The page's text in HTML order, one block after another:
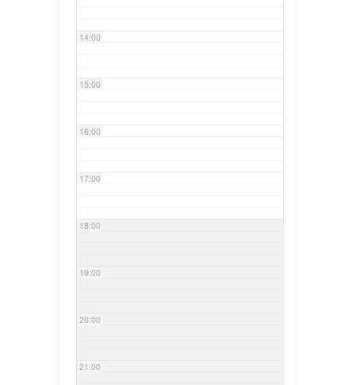
14:00
15:00
16:00
17:00
18:00
19:00
20:00
21:00